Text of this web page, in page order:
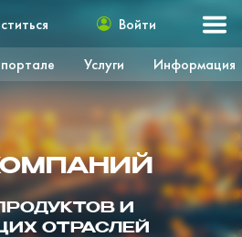
Услуги Информация
Войти
И
ОТРАСЛЕЙ